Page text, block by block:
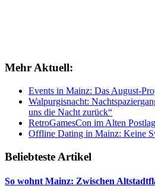
Mehr Aktuell:
Events in Mainz: Das August-
Walpurgisnacht:
uns die Nacht zurück“
RetroGamesCon im Alten
Offline Dating in Mainz: Keine
Beliebteste Artikel
So wohnt Mainz: Zwischen